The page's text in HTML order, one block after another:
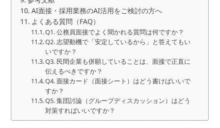
AI面接・採用業務のAI活用をご検討の方へ
よくある質問（FAQ）
Q1. 公務員面接でよく聞かれる質問は何ですか？
Q2. 志望動機で「安定しているから」と答えてもい
いですか？
Q3. 民間企業も併願していることは、面接で正直に
伝えるべきですか？
Q4. 面接カード（面接シート）はどう書けばいいで
すか？
Q5. 集団討論（グループディスカッション）はどう
対策すればいいですか？